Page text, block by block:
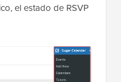
el estado de RSVP